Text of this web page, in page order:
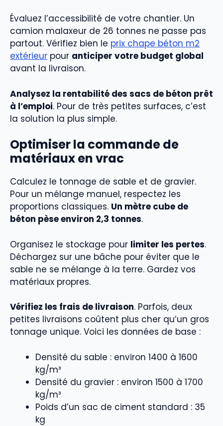
Évaluez l’accessibilité de votre chantier. Un
camion malaxeur de 26 tonnes ne passe pas
partout. Vérifiez bien le prix chape béton m2
extérieur pour anticiper votre budget global
avant la livraison.
Analysez la rentabilité des sacs de béton prêt
à l’emploi. Pour de très petites surfaces, c’est
la solution la plus simple.
Optimiser la commande de
matériaux en vrac
Calculez le tonnage de sable et de gravier.
Pour un mélange manuel, respectez les
proportions classiques. Un mètre cube de
béton pèse environ 2,3 tonnes.
Organisez le stockage pour limiter les pertes.
Déchargez sur une bâche pour éviter que le
sable ne se mélange à la terre. Gardez vos
matériaux propres.
Vérifiez les frais de livraison. Parfois, deux
petites livraisons coûtent plus cher qu’un gros
tonnage unique. Voici les données de base :
Densité du sable : environ 1400 à 1600
kg/m³
Densité du gravier : environ 1500 à 1700
kg/m³
Poids d’un sac de ciment standard : 35
kg